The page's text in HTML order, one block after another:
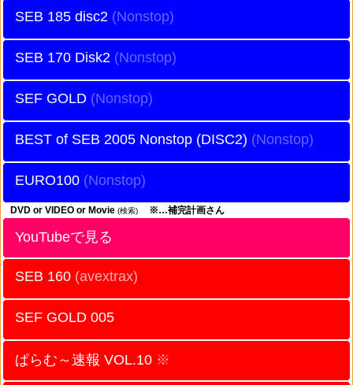
SEB 185 disc2
SEB 170 Disk2
SEF GOLD
BEST of SEB 2005 Nonstop (DISC2)
EURO100
DVD or VIDEO or Movie (検索) ※…補完計画さん
YouTubeで見る
SEB 160 (avextrax)
SEF GOLD 005
ぱらむ～速報 VOL.10 ※